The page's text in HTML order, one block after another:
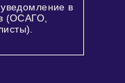
в
(ОСАГО,